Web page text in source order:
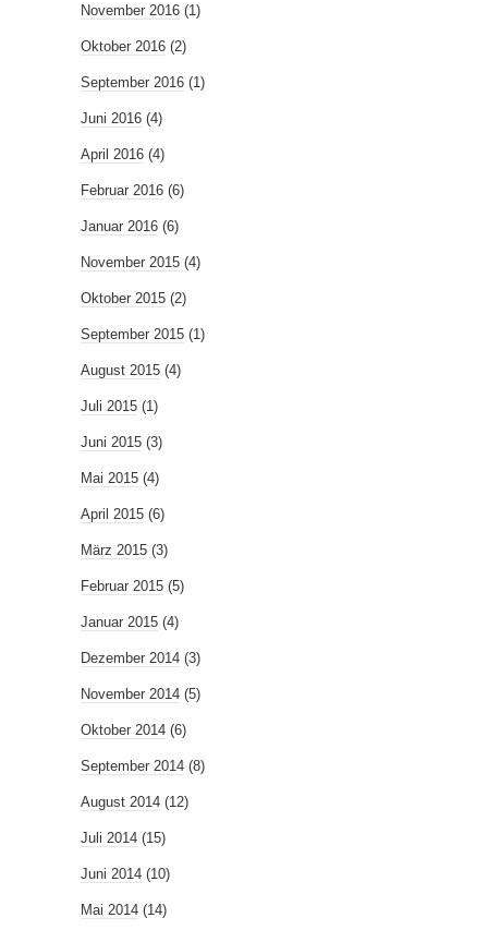
November 2016 (1)
Oktober 2016 (2)
September 2016 (1)
Juni 2016 (4)
April 2016 (4)
Februar 2016 (6)
Januar 2016 (6)
November 2015 (4)
Oktober 2015 (2)
September 2015 (1)
August 2015 (4)
Juli 2015 (1)
Juni 2015 (3)
Mai 2015 (4)
April 2015 (6)
März 2015 (3)
Februar 2015 (5)
Januar 2015 (4)
Dezember 2014 (3)
November 2014 (5)
Oktober 2014 (6)
September 2014 (8)
August 2014 (12)
Juli 2014 (15)
Juni 2014 (10)
Mai 2014 (14)